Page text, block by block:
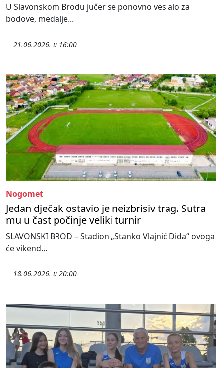
U Slavonskom Brodu jučer se ponovno veslalo za
bodove, medalje...
21.06.2026. u 16:00
Nogomet
Jedan dječak ostavio je neizbrisiv trag. Sutra
mu u čast počinje veliki turnir
SLAVONSKI BROD – Stadion „Stanko Vlajnić Dida“ ovoga
će vikend...
18.06.2026. u 20:00